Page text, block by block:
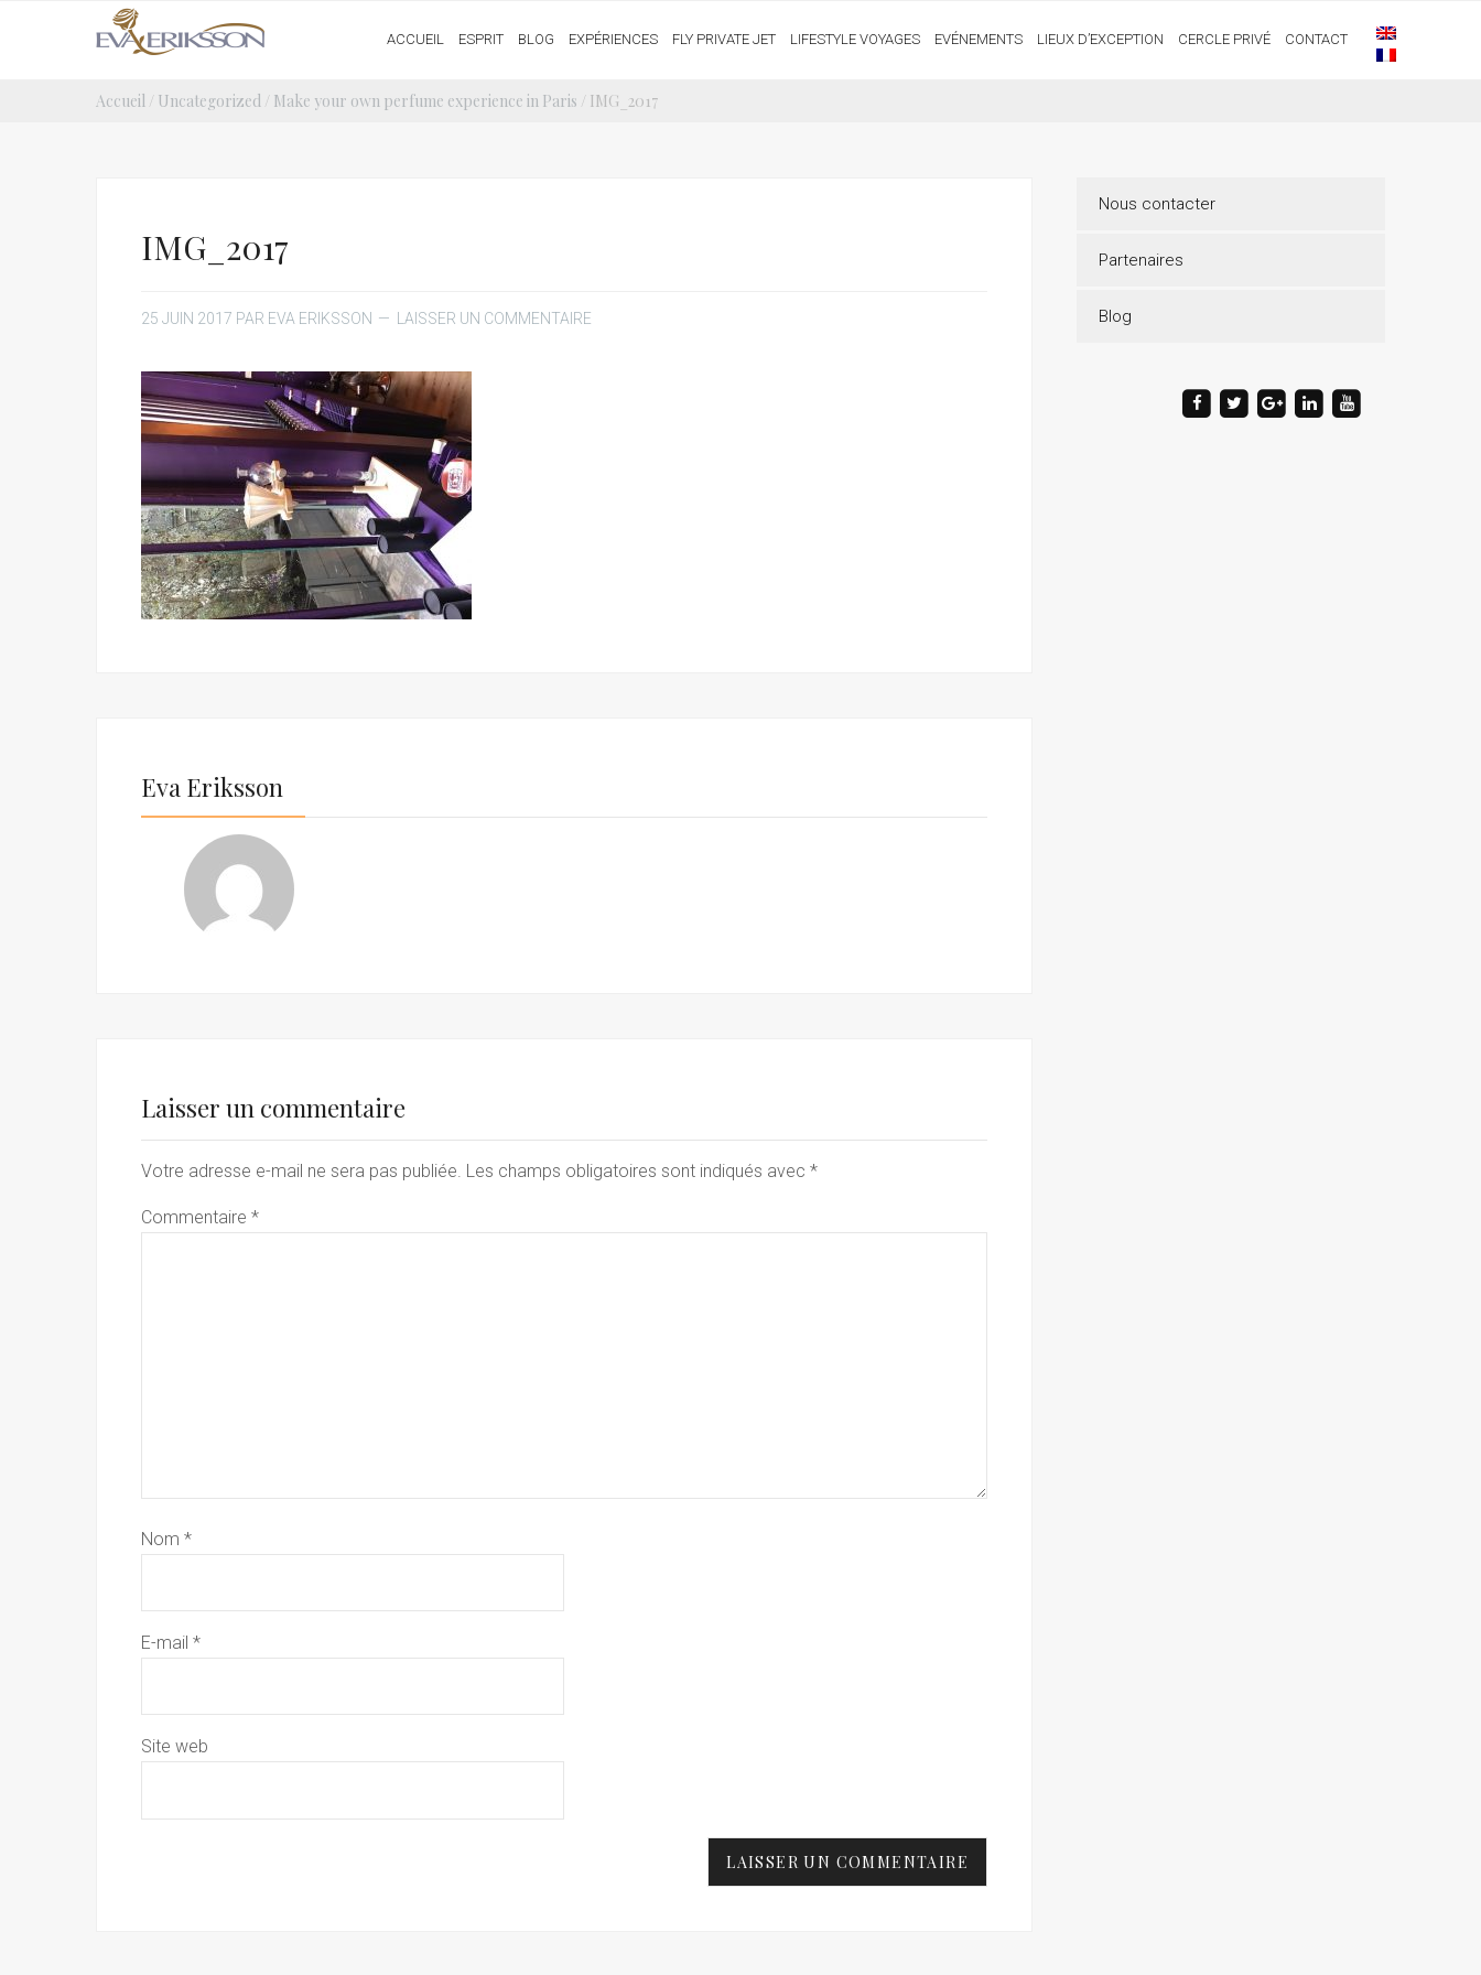
ACCUEIL ESPRIT BLOG EXPÉRIENCES FLY PRIVATE JET LIFESTYLE VOYAGES EVÉNEMENTS LIEUX D’EXCEPTION CERCLE PRIVÉ CONTACT
Accueil / Uncategorized / Make your own perfume experience in Paris / IMG_2017
IMG_2017
25 JUIN 2017 PAR EVA ERIKSSON LAISSER UN COMMENTAIRE
Eva Eriksson
Laisser un commentaire
Votre adresse e-mail ne sera pas publiée. Les champs obligatoires sont indiqués avec *
Commentaire *
Nom *
E-mail *
Site web
Nous contacter
Partenaires
Blog